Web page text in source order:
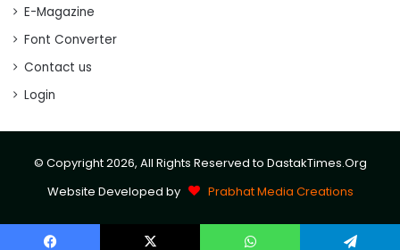
E-Magazine
Font Converter
Contact us
Login
© Copyright 2026, All Rights Reserved to DastakTimes.Org
Website Developed by
Prabhat Media Creations